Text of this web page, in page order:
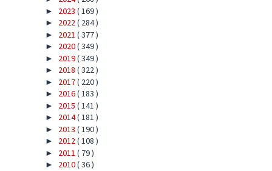
► 2023 ( 169 )
► 2022( 284 )
► 2021 ( 377 )
► 2020( 349 )
► 2019( 349 )
► 2018 ( 322 )
► 2017( 220 )
► 2016( 183 )
► 2015 ( 141 )
► 2014( 181 )
► 2013 ( 190 )
► 2012( 108 )
► 2011 ( 79 )
► 2010( 36 )